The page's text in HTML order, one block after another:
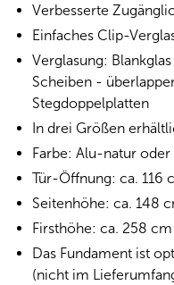
Verbesserte
Einfaches Clip-
Verglasung:
Scheiben -
Stegdoppelplatten
In drei Größen
Farbe: Alu-natur oder
Tür-Öffnung: ca. 116
Seitenhöhe: ca. 148
Firsthöhe: ca. 258 cm
Das Fundament ist
(nicht im